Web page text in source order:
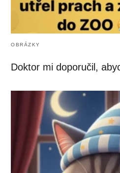
OBRÁZKY
Doktor mi doporučil,